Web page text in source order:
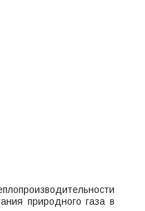
природного газа в